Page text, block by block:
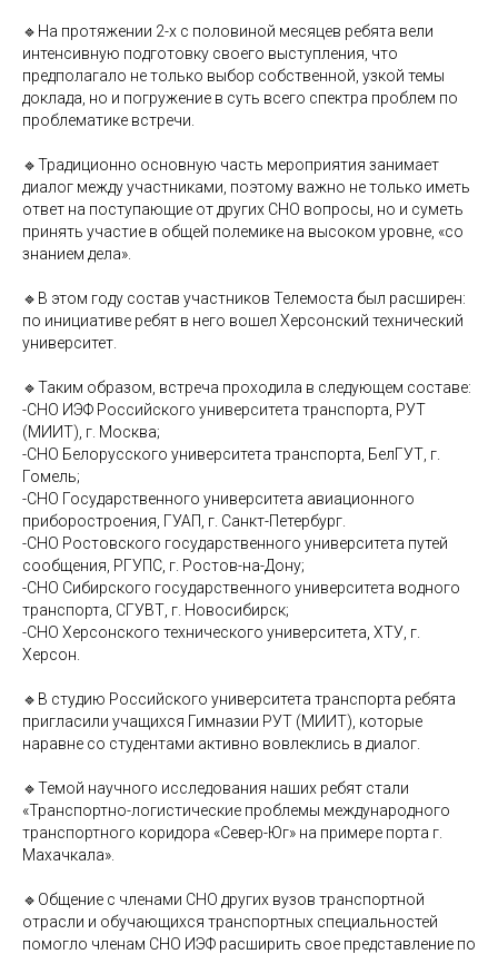
🔹На протяжении 2-х с половиной месяцев ребята вели
интенсивную подготовку своего выступления, что
предполагало не только выбор собственной, узкой темы
доклада, но и погружение в суть всего спектра проблем по
проблематике встречи.
🔹Традиционно основную часть мероприятия занимает
диалог между участниками, поэтому важно не только иметь
ответ на поступающие от других СНО вопросы, но и суметь
принять участие в общей полемике на высоком уровне, «со
знанием дела».
🔹В этом году состав участников Телемоста был расширен:
по инициативе ребят в него вошел Херсонский технический
университет.
🔹Таким образом, встреча проходила в следующем составе:
-СНО ИЭФ Российского университета транспорта, РУТ
(МИИТ), г. Москва;
-СНО Белорусского университета транспорта, БелГУТ, г.
Гомель;
-СНО Государственного университета авиационного
приборостроения, ГУАП, г. Санкт-Петербург.
-СНО Ростовского государственного университета путей
сообщения, РГУПС, г. Ростов-на-Дону;
-СНО Сибирского государственного университета водного
транспорта, СГУВТ, г. Новосибирск;
-СНО Херсонского технического университета, ХТУ, г.
Херсон.
🔹В студию Российского университета транспорта ребята
пригласили учащихся Гимназии РУТ (МИИТ), которые
наравне со студентами активно вовлеклись в диалог.
🔹Темой научного исследования наших ребят стали
«Транспортно-логистические проблемы международного
транспортного коридора «Север-Юг» на примере порта г.
Махачкала».
🔹Общение с членами СНО других вузов транспортной
отрасли и обучающихся транспортных специальностей
помогло членам СНО ИЭФ расширить свое представление по